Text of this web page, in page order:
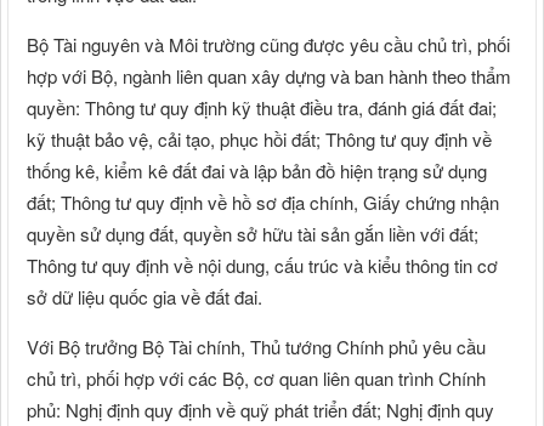
Bộ Tài nguyên và Môi trường cũng được yêu cầu chủ trì, phối
hợp với Bộ, ngành liên quan xây dựng và ban hành theo thẩm
quyền: Thông tư quy định kỹ thuật điều tra, đánh giá đất đai;
kỹ thuật bảo vệ, cải tạo, phục hồi đất; Thông tư quy định về
thống kê, kiểm kê đất đai và lập bản đồ hiện trạng sử dụng
đất; Thông tư quy định về hồ sơ địa chính, Giấy chứng nhận
quyền sử dụng đất, quyền sở hữu tài sản gắn liền với đất;
Thông tư quy định về nội dung, cấu trúc và kiểu thông tin cơ
sở dữ liệu quốc gia về đất đai.
Với Bộ trưởng Bộ Tài chính, Thủ tướng Chính phủ yêu cầu
chủ trì, phối hợp với các Bộ, cơ quan liên quan trình Chính
phủ: Nghị định quy định về quỹ phát triển đất; Nghị định quy